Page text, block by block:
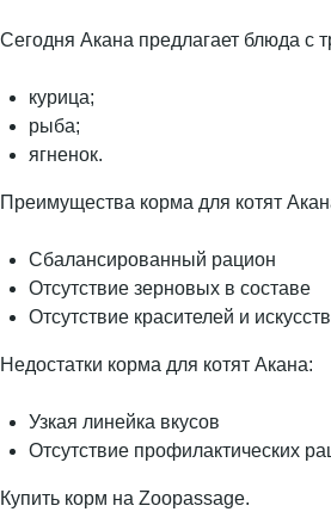
Сегодня Акана предлагает блюда с
курица;
рыба;
ягненок.
Преимущества корма для котят
Сбалансированный рацион
Отсутствие зерновых в составе
Отсутствие красителей и
Недостатки корма для котят Акана:
Узкая линейка вкусов
Отсутствие профилактических
Купить корм на Zoopassage.